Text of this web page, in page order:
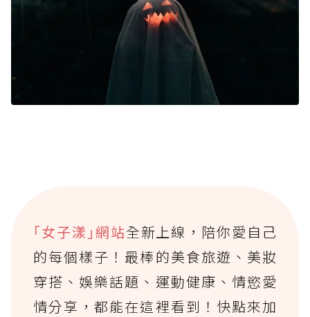
｢女子漾｣網站全新上線，陪你愛自己
的每個樣子！最棒的美食旅遊、美妝
穿搭、娛樂話題、運動健康、情慾愛
情分享，都能在這裡看到！快點來加